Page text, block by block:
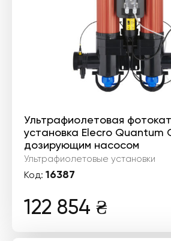
Ультрафиолетовая
установка Elecro Quantum
дозирующим насосом
Ультрафиолетовые установки
Код: 16387
122 854 ₴